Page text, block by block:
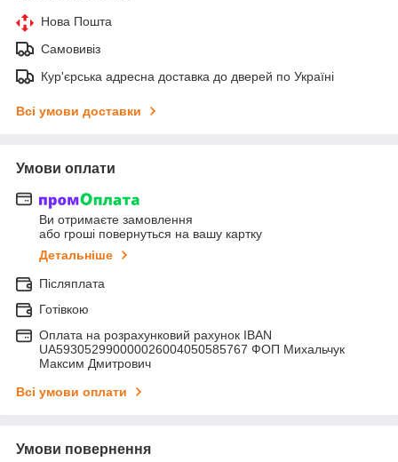
Нова Пошта
Самовивіз
Кур'єрська адресна доставка до дверей по Україні
Всі умови доставки
Умови оплати
Ви отримаєте замовлення
або гроші повернуться на вашу картку
Детальніше
Післяплата
Готівкою
Оплата на розрахунковий рахунок IBAN
UA593052990000026004050585767 ФОП Михальчук
Максим Дмитрович
Всі умови оплати
Умови повернення